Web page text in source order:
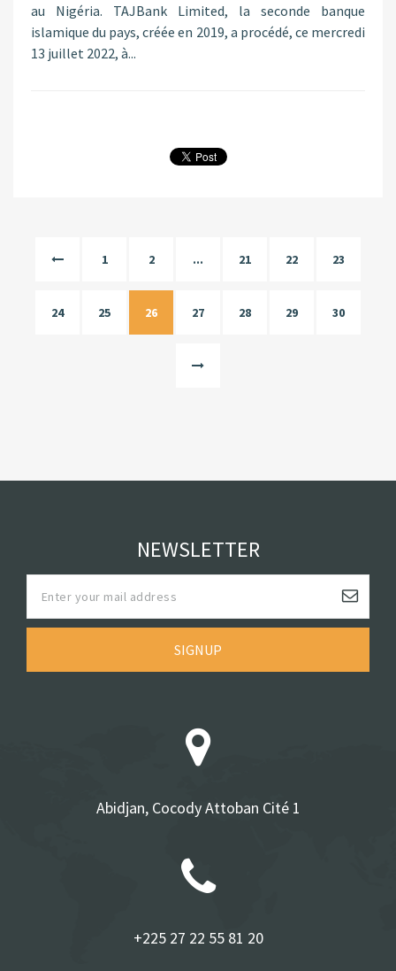
au Nigéria. TAJBank Limited, la seconde banque
islamique du pays, créée en 2019, a procédé, ce mercredi
13 juillet 2022, à...
1 2 ... 21 22 23
24 25 26 27 28 29 30
NEWSLETTER
SIGNUP
Abidjan, Cocody Attoban Cité 1
+225 27 22 55 81 20